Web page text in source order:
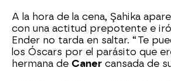
A la hora de la cena, Şahika
con una actitud prepotente e
Ender no tarda en saltar. “Te
los Óscars por el parásito que
hermana de Caner cansada de